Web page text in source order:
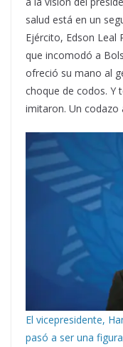
salud está en un
Ejército, Edson
que incomodó a
ofreció su mano al
choque de codos. Y
imitaron. Un codazo
El vicepresidente,
pasó a ser una